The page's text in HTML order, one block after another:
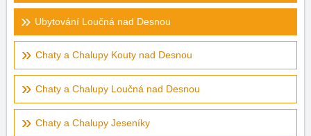
Ubytování Loučná nad Desnou
Chaty a Chalupy Kouty nad Desnou
Chaty a Chalupy Loučná nad Desnou
Chaty a Chalupy Jeseníky